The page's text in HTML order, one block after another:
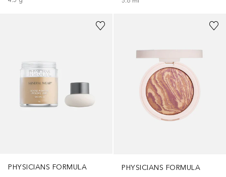
PHYSICIANS FORMULA
PHYSICIANS FORMULA